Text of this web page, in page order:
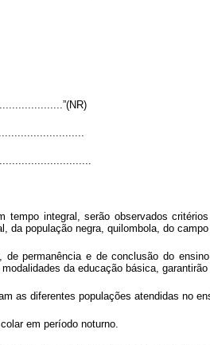
integral, serão observados
população negra, quilombola, do
permanência e de conclusão do
da educação básica,
as diferentes populações atendidas no
em período noturno.